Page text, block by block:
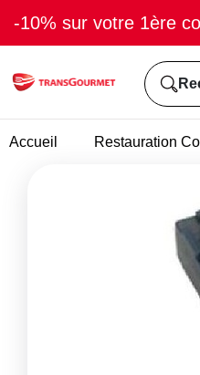
-10% sur votre 1ère
Accueil Restauration